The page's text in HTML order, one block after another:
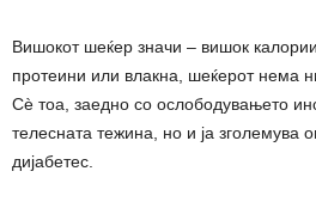
Вишокот шеќер значи – вишок
протеини или влакна, шеќерот нема
Сѐ тоа, заедно со ослободувањето
телесната тежина, но и ја зголемува
дијабетес.